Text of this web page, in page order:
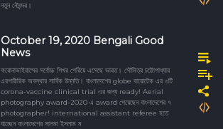
নতুন নৌবন্দর।
October 19, 2020 Bengali Good
News
করোনাভাইরাসের সর্বোচ্চ শিখর পেরিয়ে এসেছে ভারত। সৌমিত্র চট্টোপাধ্যায়
এরশারীরিক অবস্থার সার্বিক উন্নতি। বাংলাদেশের globe বায়োটেক এর ৩টি
corona-vaccine clinical trial এর জন্য ready! Aerial
photography award-2020 এ award পেয়েছেন বাংলাদেশের ৭
photographer! international assistant referee হতে
যাচ্ছেন বাংলাদেশের সালমা ইসলাম ম